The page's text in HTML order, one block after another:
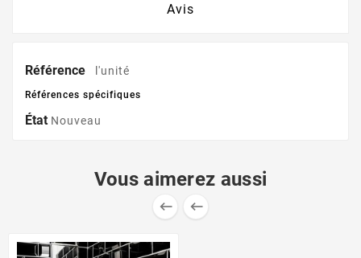
Avis
Référence l'unité
Références spécifiques
État Nouveau
Vous aimerez aussi
 